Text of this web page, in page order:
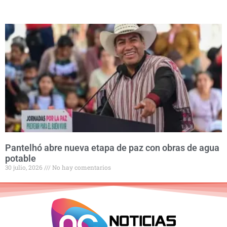
Pantelhó abre nueva etapa de paz con obras de agua
potable
30 julio, 2026 No hay comentarios